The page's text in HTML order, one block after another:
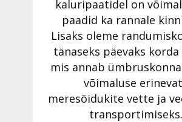
kaluripaatidel on
paadid ka rannale
Lisaks oleme
tänaseks päevaks
mis annab
võimaluse
meresõidukite vette ja
transportimiseks.